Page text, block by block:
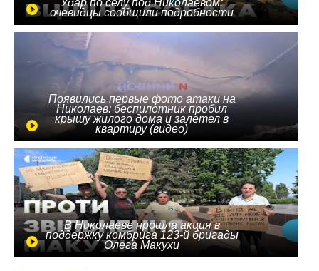
Удар по селу под Николаевом:
очевидцы сообщили подробности
Появились первые фото атаки на
Николаев: беспилотник пробил
крышу жилого дома и залетел в
квартиру (видео)
В Николаеве прошла акция в
поддержку комбрига 123-й бригады
Олега Макухи